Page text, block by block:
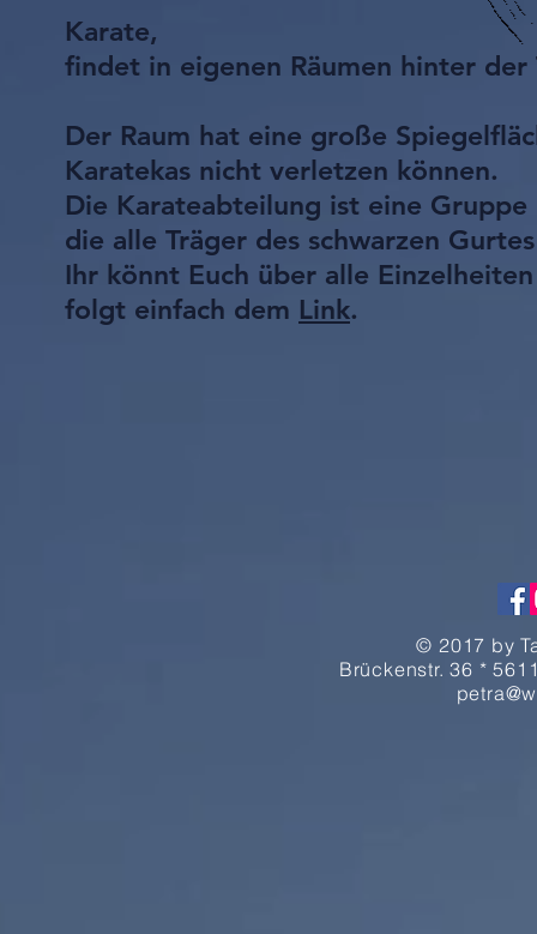
Karate,
findet in eigenen Räumen hinter
Der Raum hat eine große
Karatekas nicht verletzen können.
Die Karateabteilung ist eine Gruppe
die alle Träger des schwarzen
Ihr könnt Euch über alle
folgt einfach dem Link.
© 2017 by
Brückenstr. 36 *